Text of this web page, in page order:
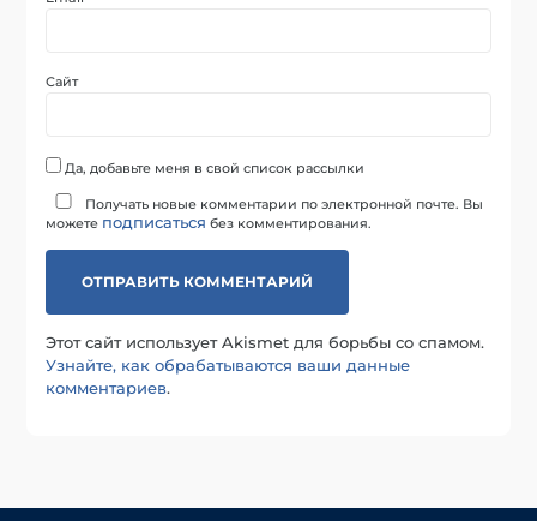
Сайт
Да, добавьте меня в свой список рассылки
Получать новые комментарии по электронной почте. Вы
можете подписаться без комментирования.
Этот сайт использует Akismet для борьбы со спамом.
Узнайте, как обрабатываются ваши данные
комментариев.